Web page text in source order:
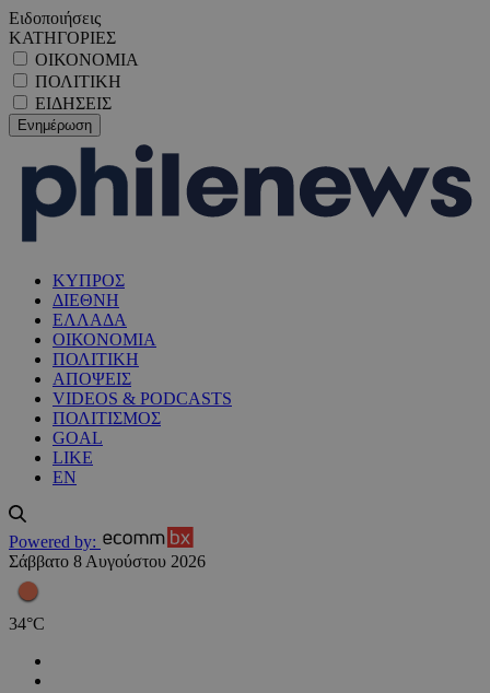
Ειδοποιήσεις
ΚΑΤΗΓΟΡΙΕΣ
ΟΙΚΟΝΟΜΙΑ
ΠΟΛΙΤΙΚΗ
ΕΙΔΗΣΕΙΣ
ΚΥΠΡΟΣ
ΔΙΕΘΝΗ
ΕΛΛΑΔΑ
ΟΙΚΟΝΟΜΙΑ
ΠΟΛΙΤΙΚΗ
ΑΠΟΨΕΙΣ
VIDEOS & PODCASTS
ΠΟΛΙΤΙΣΜΟΣ
GOAL
LIKE
EN
Powered by:
Σάββατο 8 Αυγούστου 2026
34°C